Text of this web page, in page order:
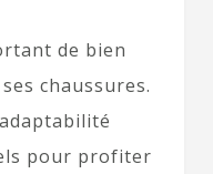
de bien
chaussures.
pour profiter